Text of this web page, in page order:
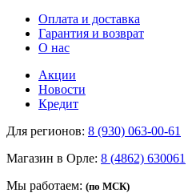
Оплата и доставка
Гарантия и возврат
О нас
Акции
Новости
Кредит
Для регионов: 8 (930) 063-00-61
Магазин в Орле: 8 (4862) 630061
Мы работаем: (по МСК)